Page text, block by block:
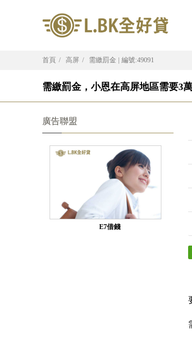
首頁 高屏 需繳罰金 | 編號:49091
需繳罰金，小恩在高屏地區需要3
廣告聯盟
E7借錢